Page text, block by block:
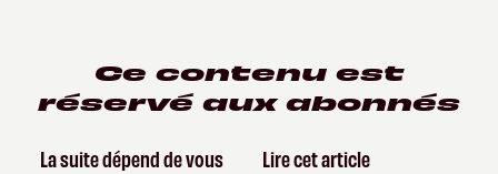
Ce contenu est
réservé aux abonnés
La suite dépend de vous
Lire cet article